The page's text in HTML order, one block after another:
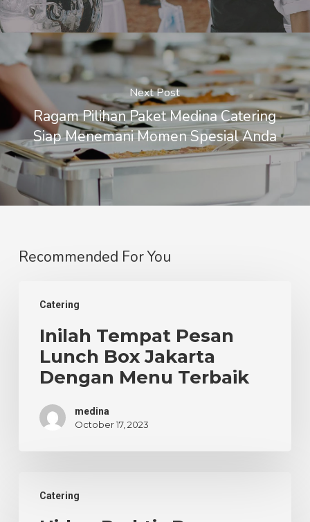
Next Post
Ragam Pilihan Paket Medina Catering
Siap Menemani Momen Spesial Anda
Recommended For You
Catering
Tempat
Lunch
Jakarta
Menu
Inilah Tempat Pesan
Lunch Box Jakarta
Dengan Menu Terbaik
medina
October 17, 2023
Catering
Praktis
Dengan